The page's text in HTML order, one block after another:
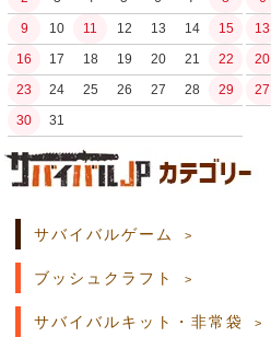
9
10 11 12 13 14
15
16
17 18 19 20 21
22
23
24 25 26 27 28
29
30
31
13
20
27
土日祝日の商品発送はございません。
サバイバルゲーム
ブッシュクラフト
サバイバルキット・非常袋